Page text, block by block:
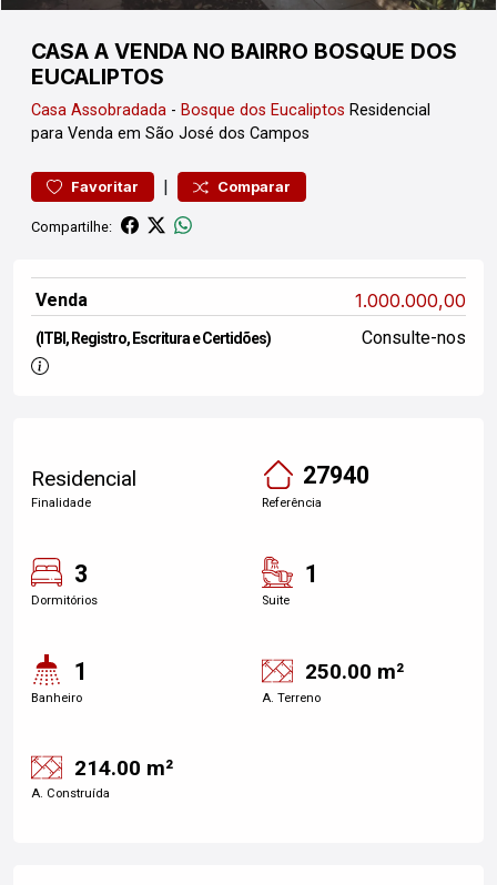
CASA A VENDA NO BAIRRO BOSQUE DOS
EUCALIPTOS
Casa Assobradada - Bosque dos Eucaliptos Residencial
para Venda em São José dos Campos
Favoritar | Comparar
Compartilhe:
Venda 1.000.000,00
(ITBI, Registro, Escritura e Certidões) Consulte-nos
Residencial
Finalidade
27940
Referência
3
Dormitórios
1
Suite
1
Banheiro
250.00 m²
A. Terreno
214.00 m²
A. Construída